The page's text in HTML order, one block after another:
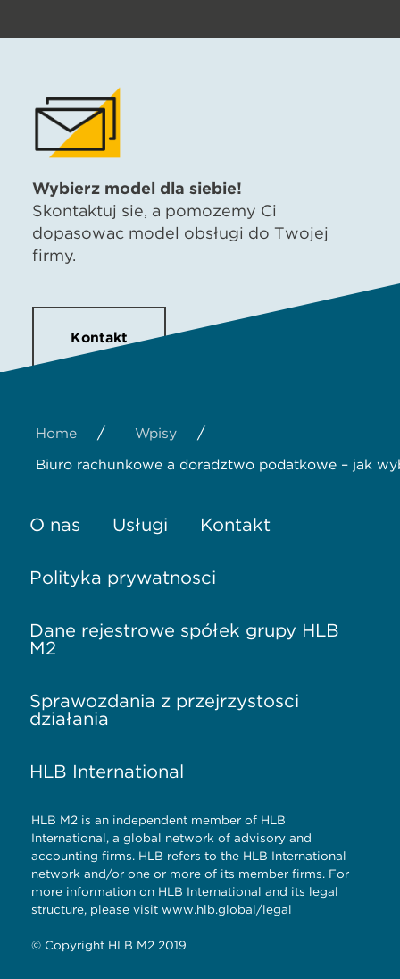
Wybierz model dla siebie!
Skontaktuj się, a pomożemy Ci
dopasować model obsługi do Twojej
firmy.
Kontakt
Home / Wpisy /
Biuro rachunkowe a doradztwo podatkowe – jak
O nas Usługi Kontakt
Polityka prywatności
Dane rejestrowe spółek grupy HLB
M2
Sprawozdania z przejrzystości
działania
HLB International
HLB M2 is an independent member of HLB
International, a global network of advisory and
accounting firms. HLB refers to the HLB International
network and/or one or more of its member firms. For
more information on HLB International and its legal
structure, please visit www.hlb.global/legal
© Copyright HLB M2 2019